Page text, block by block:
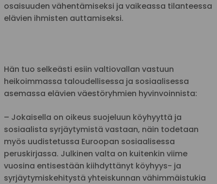
osaisuuden vähentämiseksi ja vaikeassa tilanteessa
elävien ihmisten auttamiseksi.
Hän tuo selkeästi esiin valtiovallan vastuun
heikoimmassa taloudellisessa ja sosiaalisessa
asemassa elävien väestöryhmien hyvinvoinnista:
– Jokaisella on oikeus suojeluun köyhyyttä ja
sosiaalista syrjäytymistä vastaan, näin todetaan
myös uudistetussa Euroopan sosiaalisessa
peruskirjassa. Julkinen valta on kuitenkin viime
vuosina entisestään kiihdyttänyt köyhyys- ja
syrjäytymiskehitystä yhteiskunnan vähimmäistukia